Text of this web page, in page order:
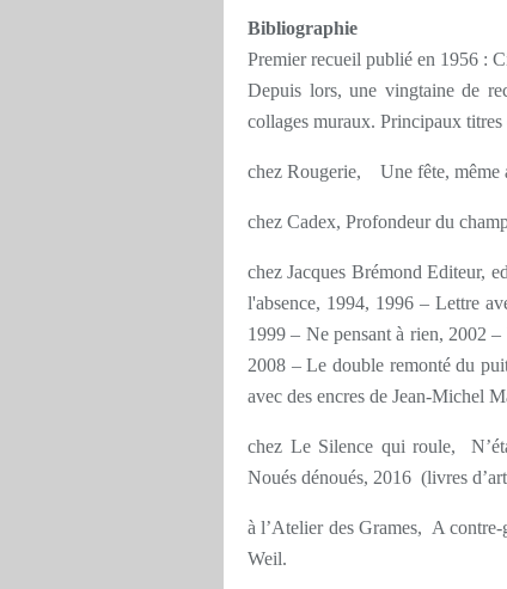
Bibliographie
Premier recueil publié en 1956 :
Depuis lors, une vingtaine de
collages muraux. Principaux
chez Rougerie, Une fête, même
chez Cadex, Profondeur du
chez Jacques Brémond Editeur,
l'absence, 1994, 1996 – Lettre
1999 – Ne pensant à rien, 2002
2008 – Le double remonté du
avec des encres de Jean-Michel
chez Le Silence qui roule,
Noués dénoués, 2016 (livres
à l’Atelier des Grames, A
Weil.